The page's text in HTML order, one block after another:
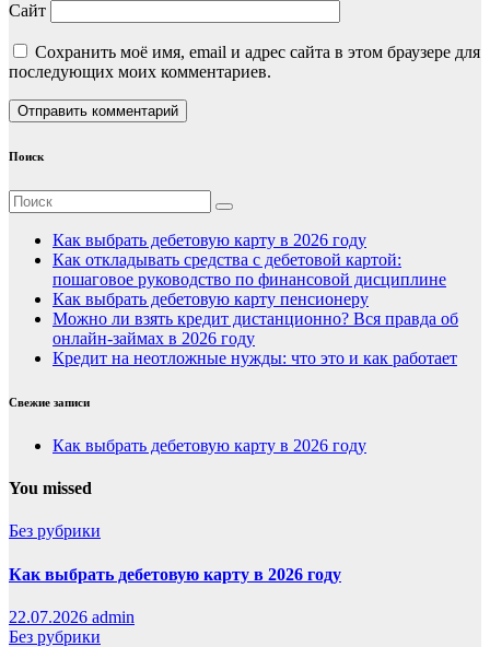
Сайт
Сохранить моё имя, email и адрес сайта в этом браузере для
последующих моих комментариев.
Поиск
Как выбрать дебетовую карту в 2026 году
Как откладывать средства с дебетовой картой:
пошаговое руководство по финансовой дисциплине
Как выбрать дебетовую карту пенсионеру
Можно ли взять кредит дистанционно? Вся правда об
онлайн-займах в 2026 году
Кредит на неотложные нужды: что это и как работает
Свежие записи
Как выбрать дебетовую карту в 2026 году
You missed
Без рубрики
Как выбрать дебетовую карту в 2026 году
22.07.2026 admin
Без рубрики